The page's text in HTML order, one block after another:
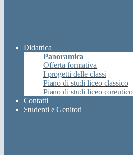
Didattica
Panoramica
Offerta formativa
I progetti delle classi
Piano di studi liceo classico
Piano di studi liceo coreutico
Contatti
Studenti e Genitori